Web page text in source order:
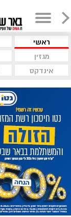
ראשי
מגזין
אינדקס